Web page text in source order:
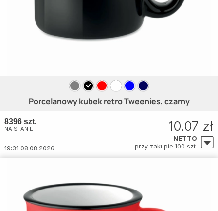
Porcelanowy kubek retro Tweenies, czarny
8396 szt.
NA STANIE
19:31 08.08.2026
10.07 zł
NETTO
przy zakupie 100 szt.